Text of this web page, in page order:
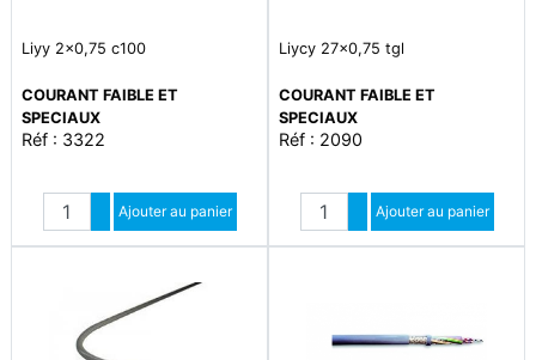
Liyy 2x0,75 c100
COURANT FAIBLE ET
SPECIAUX
Réf : 3322
Quantité
Augmenter quantité
Diminuer quantité
Ajouter au panier
Liycy 27x0,75 tgl
COURANT FAIBLE ET
SPECIAUX
Réf : 2090
Quantité
Augmenter quantité
Diminuer quantité
Ajouter au panier